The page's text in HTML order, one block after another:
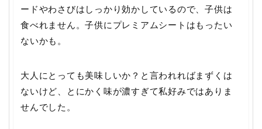
ードやわさびはしっかり効かしているので、子供は
食べれません。子供にプレミアムシートはもったい
ないかも。
大人にとっても美味しいか？と言われればまずくは
ないけど、とにかく味が濃すぎて私好みではありま
せんでした。